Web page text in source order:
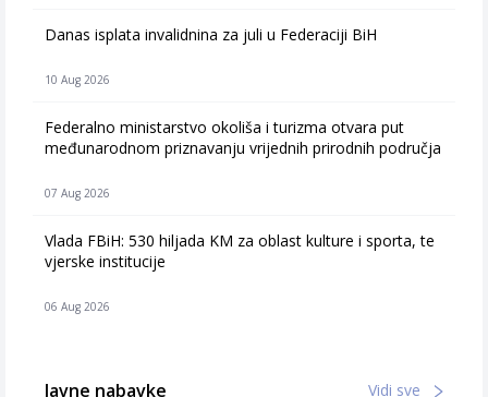
Danas isplata invalidnina za juli u Federaciji BiH
10 Aug 2026
Federalno ministarstvo okoliša i turizma otvara put
međunarodnom priznavanju vrijednih prirodnih područja
07 Aug 2026
Vlada FBiH: 530 hiljada KM za oblast kulture i sporta, te
vjerske institucije
06 Aug 2026
Javne nabavke Vidi sve